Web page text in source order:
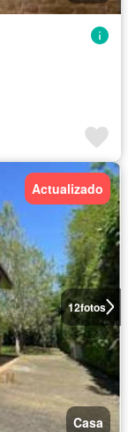
12fotos
Actualizado
Casa